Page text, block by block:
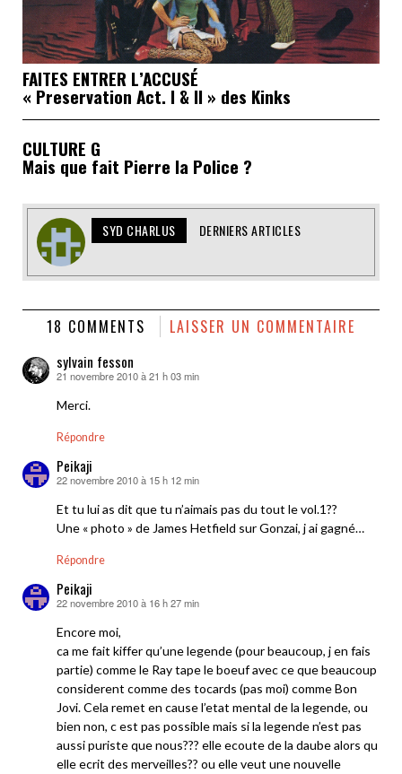
FAITES ENTRER L’ACCUSÉ
« Preservation Act. I & II » des Kinks
CULTURE G
Mais que fait Pierre la Police ?
SYD CHARLUS DERNIERS ARTICLES
18 COMMENTS LAISSER UN COMMENTAIRE
sylvain fesson
dit :
21 novembre 2010 à 21 h 03 min
Merci.
Répondre
Peikaji
dit :
22 novembre 2010 à 15 h 12 min
Et tu lui as dit que tu n’aimais pas du tout le vol.1??
Une « photo » de James Hetfield sur Gonzai, j ai gagné…
Répondre
Peikaji
dit :
22 novembre 2010 à 16 h 27 min
Encore moi,
ca me fait kiffer qu’une legende (pour beaucoup, j en fais
partie) comme le Ray tape le boeuf avec ce que beaucoup
considerent comme des tocards (pas moi) comme Bon
Jovi. Cela remet en cause l’etat mental de la legende, ou
bien non, c est pas possible mais si la legende n’est pas
aussi puriste que nous??? elle ecoute de la daube alors qu
elle ecrit des merveilles?? ou elle veut une nouvelle